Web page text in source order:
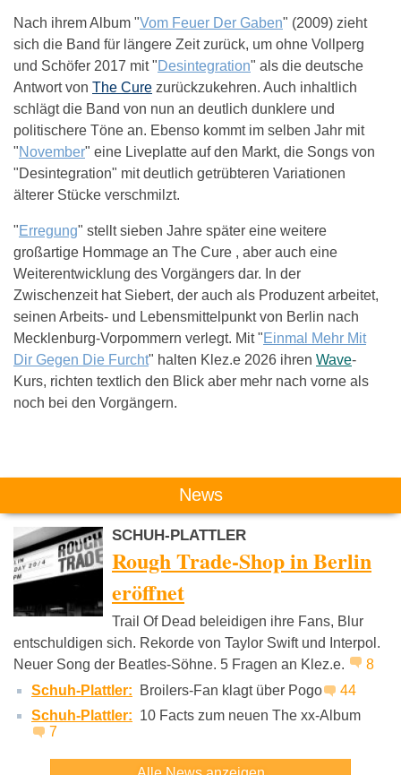
Nach ihrem Album "Vom Feuer Der Gaben" (2009) zieht
sich die Band für längere Zeit zurück, um ohne Vollperg
und Schöfer 2017 mit "Desintegration" als die deutsche
Antwort von The Cure zurückzukehren. Auch inhaltlich
schlägt die Band von nun an deutlich dunklere und
politischere Töne an. Ebenso kommt im selben Jahr mit
"November" eine Liveplatte auf den Markt, die Songs von
"Desintegration" mit deutlich getrübteren Variationen
älterer Stücke verschmilzt.
"Erregung" stellt sieben Jahre später eine weitere
großartige Hommage an The Cure , aber auch eine
Weiterentwicklung des Vorgängers dar. In der
Zwischenzeit hat Siebert, der auch als Produzent arbeitet,
seinen Arbeits- und Lebensmittelpunkt von Berlin nach
Mecklenburg-Vorpommern verlegt. Mit "Einmal Mehr Mit
Dir Gegen Die Furcht" halten Klez.e 2026 ihren Wave-
Kurs, richten textlich den Blick aber mehr nach vorne als
noch bei den Vorgängern.
Das könnte Dich auch interessieren:
Tocotronic The Notwist Kettcar
News
SCHUH-PLATTLER
Rough Trade-Shop in Berlin
eröffnet
Trail Of Dead beleidigen ihre Fans, Blur
entschuldigen sich. Rekorde von Taylor Swift und Interpol.
Neuer Song der Beatles-Söhne. 5 Fragen an Klez.e.
8
Schuh-Plattler:
Broilers-Fan klagt über Pogo
44
Schuh-Plattler: 10 Facts zum neuen The xx-Album
7